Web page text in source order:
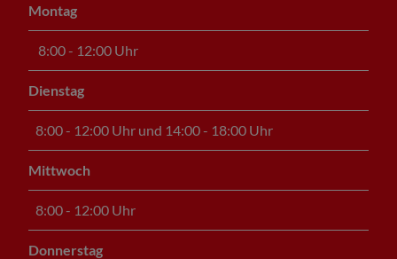
Montag
8:00 - 12:00 Uhr
Dienstag
8:00 - 12:00 Uhr und 14:00 - 18:00 Uhr
Mittwoch
8:00 - 12:00 Uhr
Donnerstag